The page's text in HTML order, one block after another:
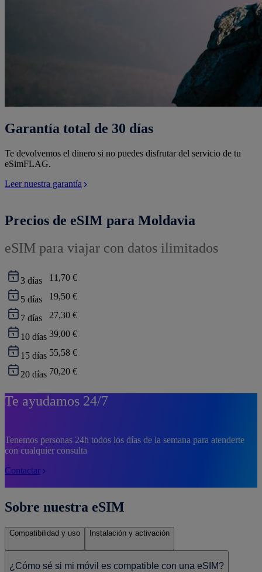
Garantía total de 30 días
Te devolvemos el dinero si no puedes disfrutar del servicio de tu
eSimFLAG.
Leer nuestra garantía
Precios de eSIM para Moldavia
eSIM para viajar con datos ilimitados
3 días 11,70 €
5 días 19,50 €
7 días 27,30 €
10 días 39,00 €
15 días 55,58 €
20 días 70,20 €
Te ayudamos 24/7
Tenemos personas 24h todos los días de la semana para atenderte
con cualquier consulta
Contactar
Sobre nuestra eSIM
Compatibilidad y uso Instalación y activación
¿Cómo sé si mi móvil es compatible con una eSIM?